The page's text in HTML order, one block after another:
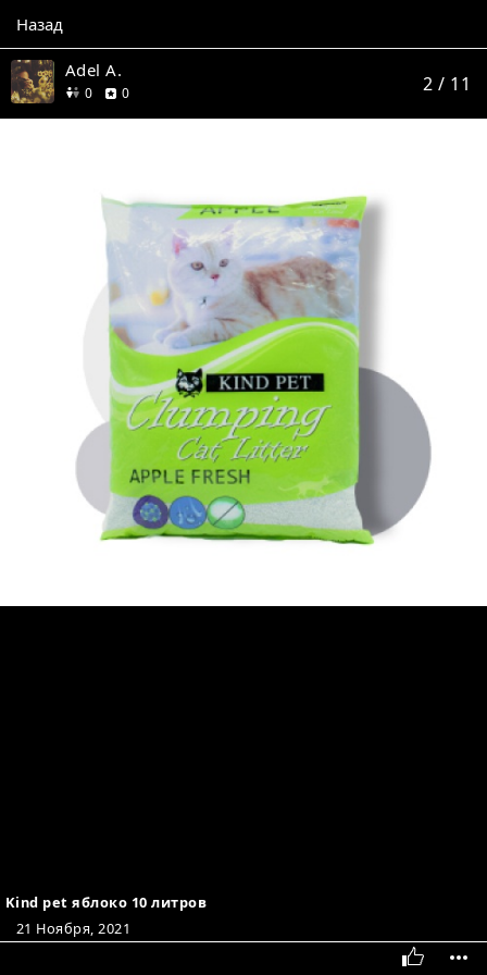
Назад
Adel A.
0друзей
0отзывов 2 / 11
Kind pet яблоко 10 литров
21 Ноября, 2021